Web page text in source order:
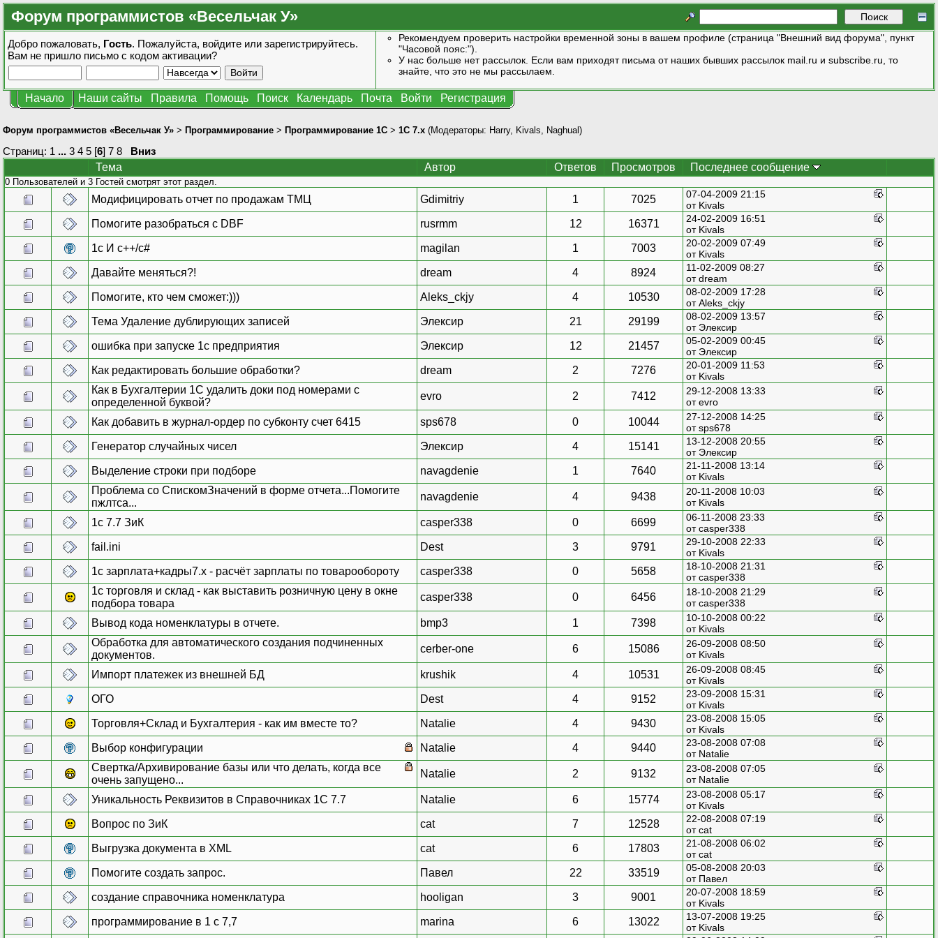
Форум программистов «Весельчак У»
Добро пожаловать, Гость. Пожалуйста, войдите или зарегистрируйтесь.
Вам не пришло письмо с кодом активации?
Рекомендуем проверить настройки временной зоны в вашем профиле (страница "Внешний вид форума", пункт
"Часовой пояс:").
У нас больше нет рассылок. Если вам приходят письма от наших бывших рассылок mail.ru и subscribe.ru, то
знайте, что это не мы рассылаем.
Начало Наши сайты Правила Помощь Поиск Календарь Почта Войти Регистрация
Форум программистов «Весельчак У» > Программирование > Программирование 1С > 1С 7.x (Модераторы: Harry, Kivals Naghual)
Страниц: 1 ... 3 4 5 [6] 7 8
Вниз
Тема
Автор Ответов Просмотров Последнее сообщение
0 Пользователей и 3 Гостей смотрят этот раздел.
Модифицировать отчет по продажам ТМЦ Gdimitriy 1 7025
07-04-2009 21:15
от Kivals
Помогите разобраться с DBF rusrmm 12 16371
24-02-2009 16:51
от Kivals
1c И с++/с# magilan 1 7003
20-02-2009 07:49
от Kivals
Давайте меняться?! dream 4 8924
11-02-2009 08:27
от dream
Помогите, кто чем сможет:))) Aleks_ckjy 4 10530
08-02-2009 17:28
от Aleks_ckjy
Тема Удаление дублирующих записей Элексир 21 29199
08-02-2009 13:57
от Элексир
ошибка при запуске 1с предприятия Элексир 12 21457
05-02-2009 00:45
от Элексир
Как редактировать большие обработки? dream 2 7276
20-01-2009 11:53
от Kivals
Как в Бухгалтерии 1С удалить доки под номерами с
определенной буквой?
evro 2 7412
29-12-2008 13:33
от evro
Как добавить в журнал-ордер по субконту счет 6415 sps678 0 10044
27-12-2008 14:25
от sps678
Генератор случайных чисел Элексир 4 15141
13-12-2008 20:55
от Элексир
Выделение строки при подборе navagdenie 1 7640
21-11-2008 13:14
от Kivals
Проблема со СпискомЗначений в форме отчета...Помогите
пжлтса...
navagdenie 4 9438
20-11-2008 10:03
от Kivals
1с 7.7 ЗиК casper338 0 6699
06-11-2008 23:33
от casper338
fail.ini Dest 3 9791
29-10-2008 22:33
от Kivals
1с зарплата+кадры7.х - расчёт зарплаты по товарообороту casper338 0 5658
18-10-2008 21:31
от casper338
1с торговля и склад - как выставить розничную цену в окне
подбора товара
casper338 0 6456
18-10-2008 21:29
от casper338
Вывод кода номенклатуры в отчете. bmp3 1 7398
10-10-2008 00:22
от Kivals
Обработка для автоматического создания подчиненных
документов.
cerber-one 6 15086
26-09-2008 08:50
от Kivals
Импорт платежек из внешней БД krushik 4 10531
26-09-2008 08:45
от Kivals
ОГО Dest 4 9152
23-09-2008 15:31
от Kivals
Торговля+Склад и Бухгалтерия - как им вместе то? Natalie 4 9430
23-08-2008 15:05
от Kivals
Выбор конфигурации Natalie 4 9440
23-08-2008 07:08
от Natalie
Свертка/Архивирование базы или что делать, когда все
очень запущено...
Natalie 2 9132
23-08-2008 07:05
от Natalie
Уникальность Реквизитов в Справочниках 1С 7.7 Natalie 6 15774
23-08-2008 05:17
от Kivals
Вопрос по ЗиК cat 7 12528
22-08-2008 07:19
от cat
Выгрузка документа в XML cat 6 17803
21-08-2008 06:02
от cat
Помогите создать запрос. Павел 22 33519
05-08-2008 20:03
от Павел
создание справочника номенклатура hooligan 3 9001
20-07-2008 18:59
от Kivals
программирование в 1 с 7,7 marina 6 13022
13-07-2008 19:25
от Kivals